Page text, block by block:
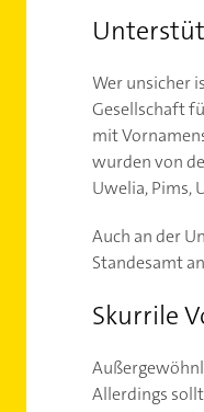
Wer unsicher
Gesellschaft
mit
wurden von
Uwelia, Pims,
Auch an der
Standesamt
Skurrile
Allerdings